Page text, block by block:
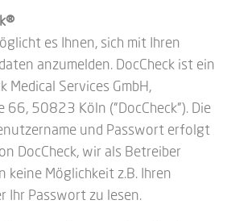
es Ihnen, sich mit Ihren
anzumelden. DocCheck ist ein
Medical Services GmbH,
66, 50823 Köln ("DocCheck"). Die
und Passwort erfolgt
DocCheck, wir als Betreiber
keine Möglichkeit z.B. Ihren
Ihr Passwort zu lesen.